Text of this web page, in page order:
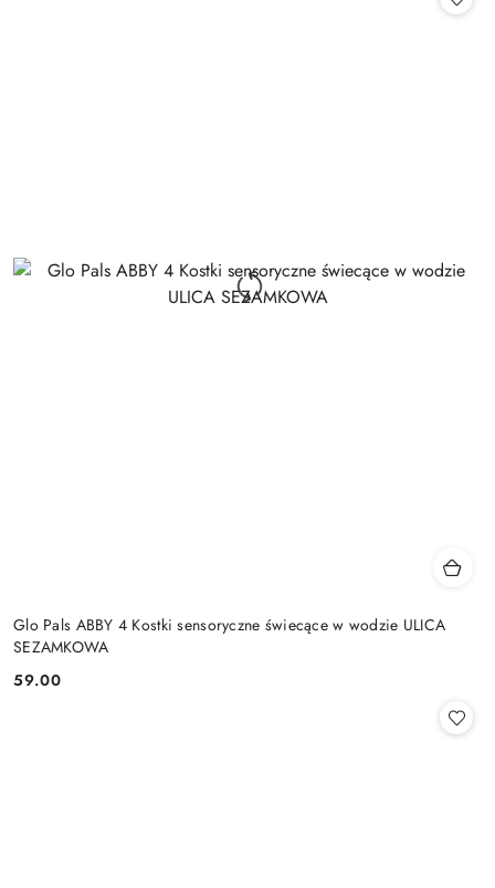
Glo Pals ABBY 4 Kostki sensoryczne świecące w wodzie ULICA
SEZAMKOWA
Cena:
59.00